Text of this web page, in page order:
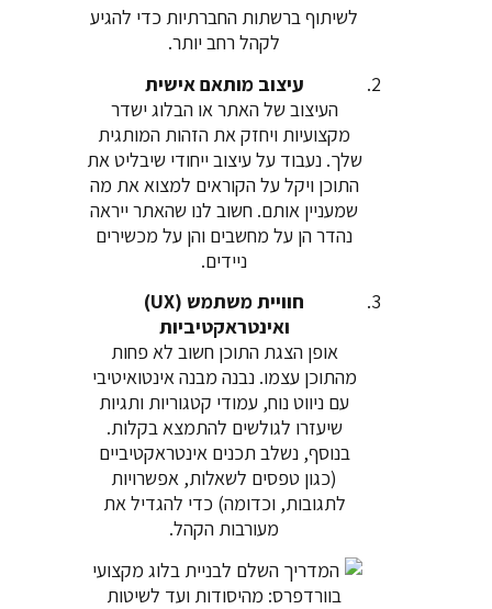
לשיתוף ברשתות החברתיות כדי להגיע
לקהל רחב יותר.
עיצוב מותאם אישית
העיצוב של האתר או הבלוג ישדר
מקצועיות ויחזק את הזהות המותגית
שלך. נעבוד על עיצוב ייחודי שיבליט את
התוכן ויקל על הקוראים למצוא את מה
שמעניין אותם. חשוב לנו שהאתר ייראה
נהדר הן על מחשבים והן על מכשירים
ניידים.
חוויית משתמש (UX)
ואינטראקטיביות
אופן הצגת התוכן חשוב לא פחות
מהתוכן עצמו. נבנה מבנה אינטואיטיבי
עם ניווט נוח, עמודי קטגוריות ותגיות
שיעזרו לגולשים להתמצא בקלות.
בנוסף, נשלב תכנים אינטראקטיביים
(כגון טפסים לשאלות, אפשרויות
לתגובות, וכדומה) כדי להגדיל את
מעורבות הקהל.